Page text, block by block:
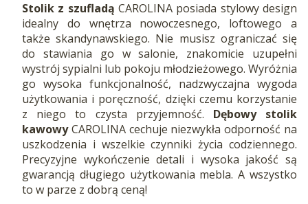
Stolik z szufladą CAROLINA posiada stylowy design
idealny do wnętrza nowoczesnego, loftowego a
także skandynawskiego. Nie musisz ograniczać się
do stawiania go w salonie, znakomicie uzupełni
wystrój sypialni lub pokoju młodzieżowego. Wyróżnia
go wysoka funkcjonalność, nadzwyczajna wygoda
użytkowania i poręczność, dzięki czemu korzystanie
z niego to czysta przyjemność. Dębowy
stolik
kawowyCAROLINA cechuje niezwykła odporność na
uszkodzenia i wszelkie czynniki życia codziennego.
Precyzyjne wykończenie detali i wysoka jakość są
gwarancją długiego użytkowania mebla. A wszystko
to w parze z dobrą ceną!